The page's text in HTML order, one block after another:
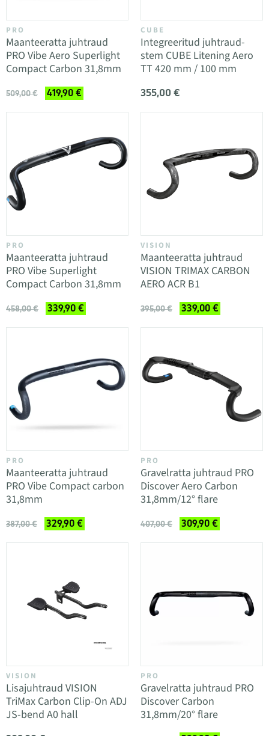
PRO
Maanteeratta juhtraud
PRO Vibe Aero Superlight
Compact Carbon 31,8mm
509,00 € 419,90 €
CUBE
Integreeritud juhtraud-
stem CUBE Litening Aero
TT 420 mm / 100 mm
355,00 €
PRO
Maanteeratta juhtraud
PRO Vibe Superlight
Compact Carbon 31,8mm
458,00 € 339,90 €
VISION
Maanteeratta juhtraud
VISION TRIMAX CARBON
AERO ACR B1
395,00 € 339,00 €
PRO
Maanteeratta juhtraud
PRO Vibe Compact carbon
31,8mm
387,00 € 329,90 €
PRO
Gravelratta juhtraud PRO
Discover Aero Carbon
31,8mm/12° flare
407,00 € 309,90 €
VISION
Lisajuhtraud VISION
TriMax Carbon Clip-On ADJ
JS-bend A0 hall
PRO
Gravelratta juhtraud PRO
Discover Carbon
31,8mm/20° flare